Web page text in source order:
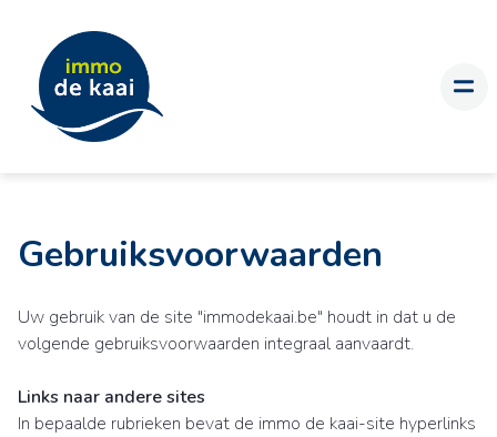
Gebruiksvoorwaarden
Uw gebruik van de site "immodekaai.be" houdt in dat u de
volgende gebruiksvoorwaarden integraal aanvaardt.
Links naar andere sites
In bepaalde rubrieken bevat de immo de kaai-site hyperlinks